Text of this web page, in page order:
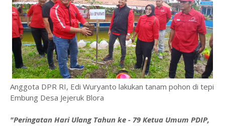
Anggota DPR RI, Edi Wuryanto lakukan tanam pohon di tepi
Embung Desa Jejeruk Blora
"Peringatan Hari Ulang Tahun ke - 79 Ketua Umum PDIP,